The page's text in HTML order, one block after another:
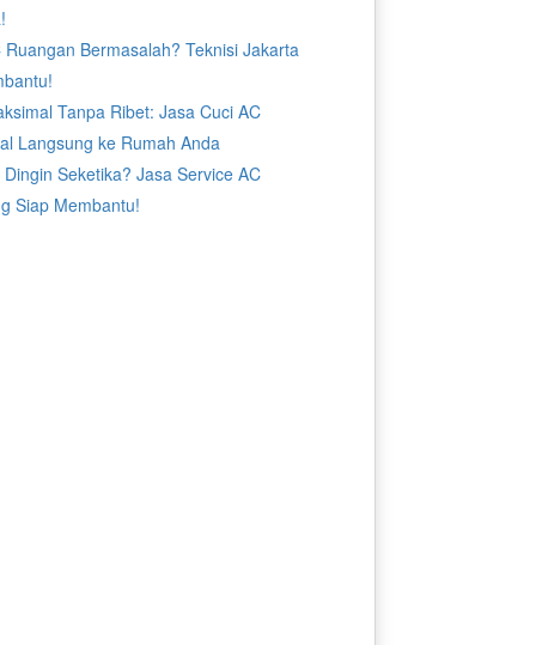
Ruangan Bermasalah? Teknisi Jakarta
Tanpa Ribet: Jasa Cuci AC
Langsung ke Rumah Anda
Seketika? Jasa Service AC
Siap Membantu!